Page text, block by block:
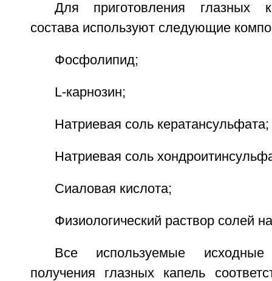
Для приготовления глазных
состава используют следующие
Фосфолипид;
L-карнозин;
Натриевая соль кератансульфата;
Натриевая соль
Сиаловая кислота;
Физиологический раствор солей
Все используемые
получения глазных капель